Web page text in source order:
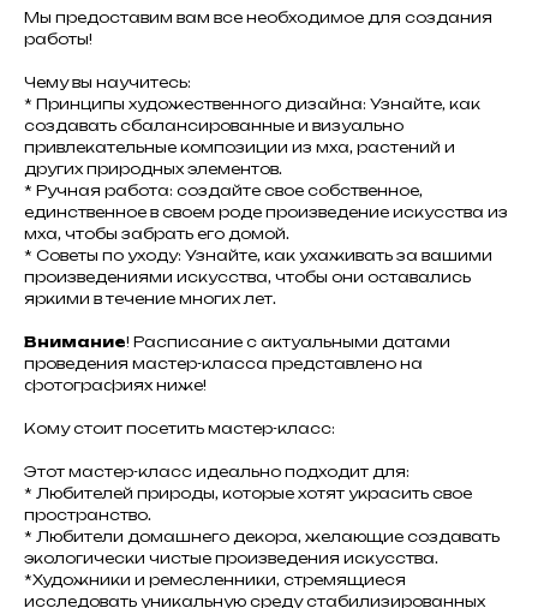
Мы предоставим вам все необходимое для создания
работы!
Чему вы научитесь:
* Принципы художественного дизайна: Узнайте, как
создавать сбалансированные и визуально
привлекательные композиции из мха, растений и
других природных элементов.
* Ручная работа: создайте свое собственное,
единственное в своем роде произведение искусства из
мха, чтобы забрать его домой.
* Советы по уходу: Узнайте, как ухаживать за вашими
произведениями искусства, чтобы они оставались
яркими в течение многих лет.
Внимание! Расписание с актуальными датами
проведения мастер-класса представлено на
фотографиях ниже!
Кому стоит посетить мастер-класс:
Этот мастер-класс идеально подходит для:
* Любителей природы, которые хотят украсить свое
пространство.
* Любители домашнего декора, желающие создавать
экологически чистые произведения искусства.
*Художники и ремесленники, стремящиеся
исследовать уникальную среду стабилизированных